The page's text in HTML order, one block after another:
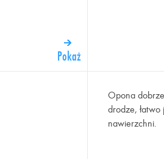
Pokaż
Opona
drodze,
nawierzchni.